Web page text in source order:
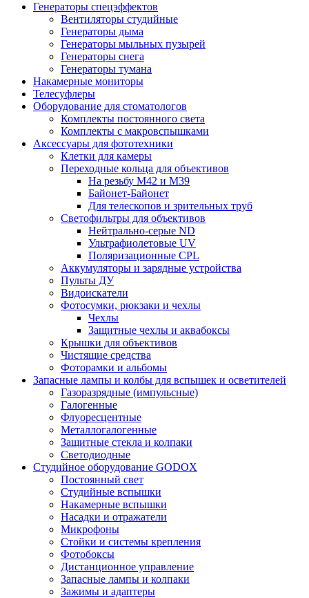
Генераторы спецэффектов
Вентиляторы студийные
Генераторы дыма
Генераторы мыльных пузырей
Генераторы снега
Генераторы тумана
Накамерные мониторы
Телесуфлеры
Оборудование для стоматологов
Комплекты постоянного света
Комплекты с макровспышками
Аксессуары для фототехники
Клетки для камеры
Переходные кольца для объективов
На резьбу М42 и М39
Байонет-Байонет
Для телескопов и зрительных труб
Светофильтры для объективов
Нейтрально-серые ND
Ультрафиолетовые UV
Поляризационные CPL
Аккумуляторы и зарядные устройства
Пульты ДУ
Видоискатели
Фотосумки, рюкзаки и чехлы
Чехлы
Защитные чехлы и аквабоксы
Крышки для объективов
Чистящие средства
Фоторамки и альбомы
Запасные лампы и колбы для вспышек и осветителей
Газоразрядные (импульсные)
Галогенные
Флуоресцентные
Металлогалогенные
Защитные стекла и колпаки
Светодиодные
Студийное оборудование GODOX
Постоянный свет
Студийные вспышки
Накамерные вспышки
Насадки и отражатели
Микрофоны
Стойки и системы крепления
Фотобоксы
Дистанционное управление
Запасные лампы и колпаки
Зажимы и адаптеры